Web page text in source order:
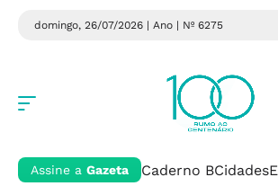
domingo, 26/07/2026 | Ano | Nº 6275
Assine a Gazeta Caderno BCidades